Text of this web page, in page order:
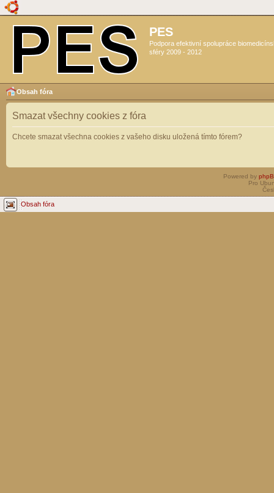
PES
Podpora efektivní spolupráce
sféry 2009 - 2012
Obsah fóra
Smazat všechny cookies z fóra
Chcete smazat všechna cookies z vašeho disku uložená tímto fórem?
Powered by
Pro
Obsah fóra